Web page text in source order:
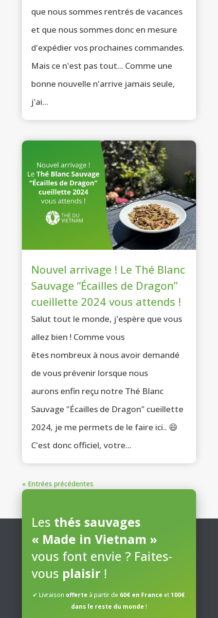
que nous sommes rentrés de vacances
et que nous sommes donc en mesure
d'expédier vos prochaines commandes.
Mais ce n'est pas tout... Comme une
bonne nouvelle n'arrive jamais seule,
j'ai...
Nouvel arrivage ! Le Thé Blanc
Sauvage “Écailles de Dragon”
cueillette 2024 vous attends !
Salut tout le monde, j'espère que vous
allez bien ! Comme vous
êtes nombreux à nous avoir demandé
de vous prévenir lorsque nous
aurons enfin reçu notre Thé Blanc
Sauvage "Écailles de Dragon" cueillette
2024, je me permets de le faire ici.. 😄
C'est donc officiel, votre...
« Entrées précédentes
Les thés sauvages
« Made in Vietnam »
vous font envie ? Faites-
vous plaisir!
✔ Livraison offerte à partir de 60€ en France et100€
dans le reste du monde !